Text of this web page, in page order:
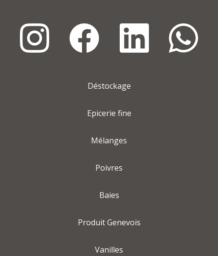
Déstockage
Epicerie fine
Mélanges
Poivres
Baies
Produit Genevois
Vanilles